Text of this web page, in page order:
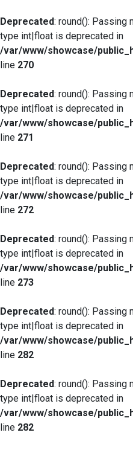
Deprecated: round(): Passing
type int|float is deprecated in
/var/www/showcase/
line 270
Deprecated: round(): Passing
type int|float is deprecated in
/var/www/showcase/
line 271
Deprecated: round(): Passing
type int|float is deprecated in
/var/www/showcase/
line 272
Deprecated: round(): Passing
type int|float is deprecated in
/var/www/showcase/
line 273
Deprecated: round(): Passing
type int|float is deprecated in
/var/www/showcase/
line 282
Deprecated: round(): Passing
type int|float is deprecated in
/var/www/showcase/
line 282